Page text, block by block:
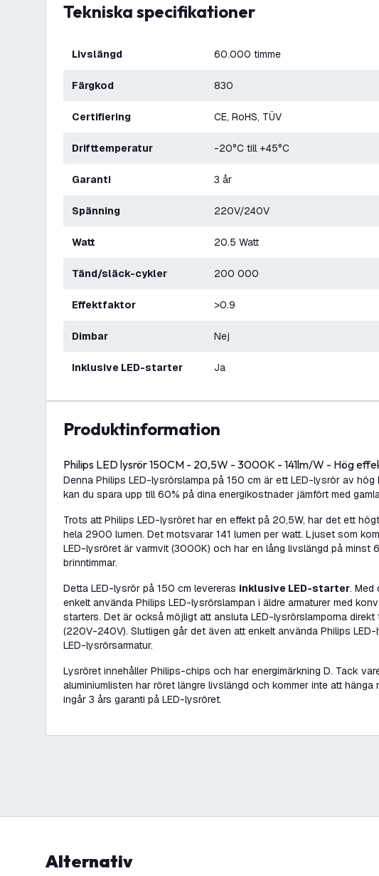
Tekniska specifikationer
Livslängd 60.000 timme
Färgkod 830
Certifiering CE, RoHS, TÜV
Drifttemperatur -20°C till +45°C
Garanti 3 år
Spänning 220V/240V
Watt 20.5 Watt
Tänd/släck-cykler 200 000
Effektfaktor >0.9
Dimbar Nej
Inklusive LED-starter Ja
produktinformation
Philips LED lysrör 150CM - 20,5W - 3000K - 141lm/W - Hög
Denna Philips LED-lysrörslampa på 150 cm är ett LED-lysrör av hög
kan du spara upp till 60% på dina energikostnader jämfört med
Trots att Philips LED-lysröret har en effekt på 20,5W, har det ett
hela 2900 lumen. Det motsvarar 141 lumen per watt. Ljuset som
LED-lysröret är varmvit (3000K) och har en lång livslängd på minst
brinntimmar.
Detta LED-lysrör på 150 cm levereras inklusive LED-starter. Med
enkelt använda Philips LED-lysrörslampan i äldre armaturer med
starters. Det är också möjligt att ansluta LED-lysrörslamporna direkt
(220V-240V). Slutligen går det även att enkelt använda Philips
LED-lysrörsarmatur.
Lysröret innehåller Philips-chips och har energimärkning D. Tack
aluminiumlisten har röret längre livslängd och kommer inte att hänga
ingår 3 års garanti på LED-lysröret.
Alternativ